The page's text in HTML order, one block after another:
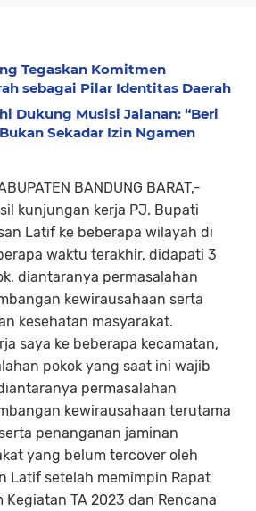
Tegaskan Komitmen
sebagai Pilar Identitas Daerah
Dukung Musisi Jalanan: “Beri
Sekadar Izin Ngamen
BANDUNG BARAT,-
kunjungan kerja PJ. Bupati
Latif ke beberapa wilayah di
waktu terakhir, didapati 3
diantaranya permasalahan
kewirausahaan serta
kesehatan masyarakat.
saya ke beberapa kecamatan,
pokok yang saat ini wajib
permasalahan
kewirausahaan terutama
penanganan jaminan
yang belum tercover oleh
Latif setelah memimpin Rapat
Kegiatan TA 2023 dan Rencana